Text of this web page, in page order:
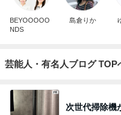
BEYOOOOO
NDS
島倉りか
芸能人・有名人ブログ TOP
次世代掃除機